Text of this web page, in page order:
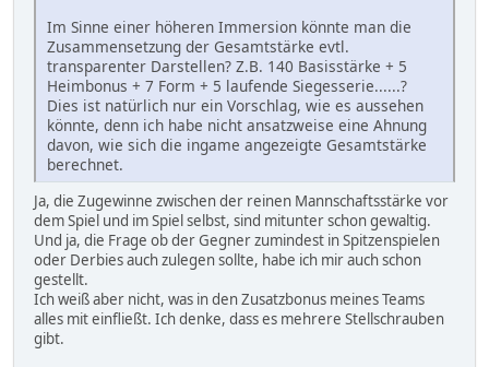
Im Sinne einer höheren Immersion könnte man die
Zusammensetzung der Gesamtstärke evtl.
transparenter Darstellen? Z.B. 140 Basisstärke + 5
Heimbonus + 7 Form + 5 laufende Siegesserie......?
Dies ist natürlich nur ein Vorschlag, wie es aussehen
könnte, denn ich habe nicht ansatzweise eine Ahnung
davon, wie sich die ingame angezeigte Gesamtstärke
berechnet.
Ja, die Zugewinne zwischen der reinen Mannschaftsstärke vor
dem Spiel und im Spiel selbst, sind mitunter schon gewaltig.
Und ja, die Frage ob der Gegner zumindest in Spitzenspielen
oder Derbies auch zulegen sollte, habe ich mir auch schon
gestellt.
Ich weiß aber nicht, was in den Zusatzbonus meines Teams
alles mit einfließt. Ich denke, dass es mehrere Stellschrauben
gibt.